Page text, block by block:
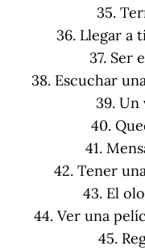
35.
36. Llegar a
37. Ser
38. Escuchar
39. Un
40.
41.
42. Tener
43. El
44. Ver una
45.